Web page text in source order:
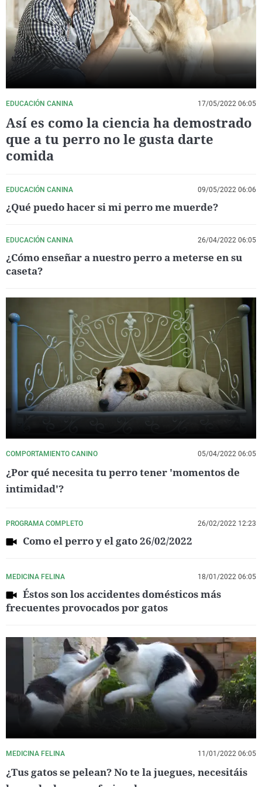
La rosa de los vientos
Gente viajera
Como el perro y el
Caso
Retornados
Equipo de
Operación Viuda
Extremadura
Galicia
La Rioja
Navarra
País Vasco
Virales
Televisión
Elecciones
EDUCACIÓN CANINA 17/05/2022 06:05
Así es como la ciencia ha demostrado
que a tu perro no le gusta darte
comida
EDUCACIÓN CANINA 09/05/2022 06:06
¿Qué puedo hacer si mi perro me muerde?
EDUCACIÓN CANINA 26/04/2022 06:05
¿Cómo enseñar a nuestro perro a meterse en su
caseta?
COMPORTAMIENTO CANINO 05/04/2022 06:05
¿Por qué necesita tu perro tener 'momentos de
intimidad'?
PROGRAMA COMPLETO 26/02/2022 12:23
Como el perro y el gato 26/02/2022
MEDICINA FELINA 18/01/2022 06:05
Éstos son los accidentes domésticos más
frecuentes provocados por gatos
MEDICINA FELINA 11/01/2022 06:05
¿Tus gatos se pelean? No te la juegues, necesitáis